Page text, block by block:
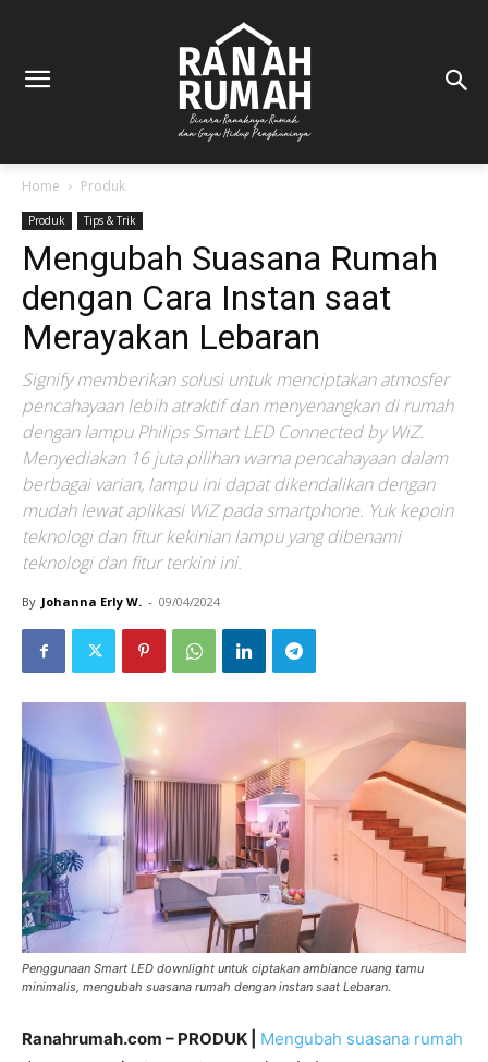
Home Produk
Produk Tips & Trik
Mengubah Suasana Rumah
dengan Cara Instan saat
Merayakan Lebaran
Signify memberikan solusi untuk menciptakan atmosfer
pencahayaan lebih atraktif dan menyenangkan di rumah
dengan lampu Philips Smart LED Connected by WiZ.
Menyediakan 16 juta pilihan warna pencahayaan dalam
berbagai varian, lampu ini dapat dikendalikan dengan
mudah lewat aplikasi WiZ pada smartphone. Yuk kepoin
teknologi dan fitur kekinian lampu yang dibenami
teknologi dan fitur terkini ini.
By Johanna Erly W. - 09/04/2024
Penggunaan Smart LED downlight untuk ciptakan ambiance ruang tamu
minimalis, mengubah suasana rumah dengan instan saat Lebaran.
Ranahrumah.com – PRODUK | Mengubah suasana rumah